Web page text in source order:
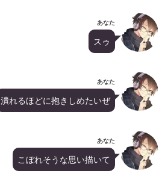
あなた
スゥ
あなた
潰れるほどに抱きしめたいぜ
あなた
こぼれそうな思い描いて